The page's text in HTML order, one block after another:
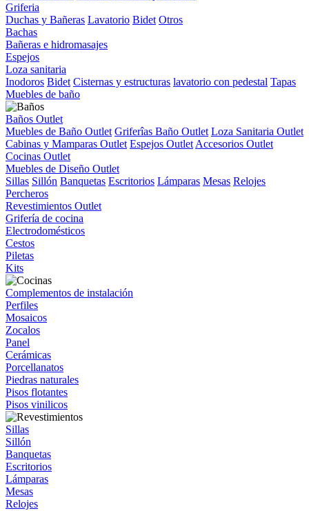
Griferia
Duchas y Bañeras Lavatorio Bidet Otros
Bachas
Bañeras e hidromasajes
Espejos
Loza sanitaria
Inodoros Bidet Cisternas y estructuras lavatorio con pedestal Tapas
Muebles de baño
Baños Outlet
Muebles de Baño Outlet Griferîas Baño Outlet Loza Sanitaria Outlet
Cabinas y Mamparas Outlet Espejos Outlet Accesorios Outlet
Cocinas Outlet
Muebles de Diseño Outlet
Sillas Sillón Banquetas Escritorios Lámparas Mesas Relojes
Percheros
Revestimientos Outlet
Grifería de cocina
Electrodomésticos
Cestos
Piletas
Kits
Complementos de instalación
Perfiles
Mosaicos
Zocalos
Panel
Cerámicas
Porcellanatos
Piedras naturales
Pisos flotantes
Pisos vinilicos
Sillas
Sillón
Banquetas
Escritorios
Lámparas
Mesas
Relojes